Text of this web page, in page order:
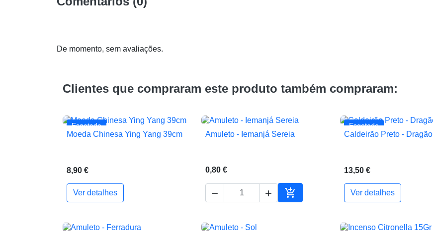
De momento, sem avaliações.
Clientes que compraram este produto também compraram:
Esgotado
 Vista rápida
Moeda Chinesa Ying Yang 39cm
8,90 €
Ver detalhes
 Vista rápida
Amuleto - Iemanjá Sereia
0,80 €
  
Adicionar ao carrinho
Esgotado
 Vista rápida
Caldeirão Preto - Dragão
13,50 €
Ver detalhes